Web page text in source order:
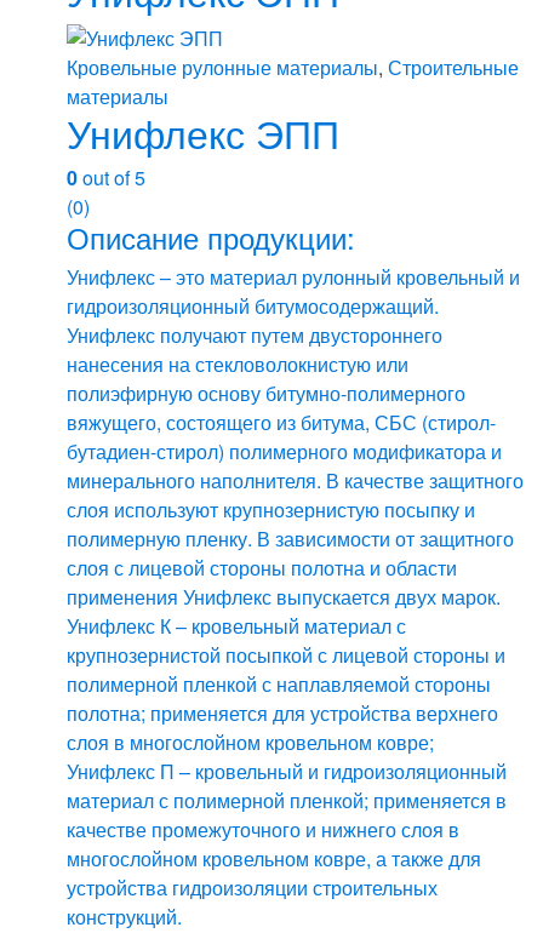
несколько
вариаций.
Опции
можно
выбрать
на
странице
товара.
Кровельные рулонные материалы, Строительные
материалы
Унифлекс ЭПП
0out of 5
(0)
Описание продукции:
Унифлекс – это материал рулонный кровельный и
гидроизоляционный битумосодержащий.
Унифлекс получают путем двустороннего
нанесения на стекловолокнистую или
полиэфирную основу битумно-полимерного
вяжущего, состоящего из битума, СБС (стирол-
бутадиен-стирол) полимерного модификатора и
минерального наполнителя. В качестве защитного
слоя используют крупнозернистую посыпку и
полимерную пленку. В зависимости от защитного
слоя с лицевой стороны полотна и области
применения Унифлекс выпускается двух марок.
Унифлекс К – кровельный материал с
крупнозернистой посыпкой с лицевой стороны и
полимерной пленкой с наплавляемой стороны
полотна; применяется для устройства верхнего
слоя в многослойном кровельном ковре;
Унифлекс П – кровельный и гидроизоляционный
материал с полимерной пленкой; применяется в
качестве промежуточного и нижнего слоя в
многослойном кровельном ковре, а также для
устройства гидроизоляции строительных
конструкций.